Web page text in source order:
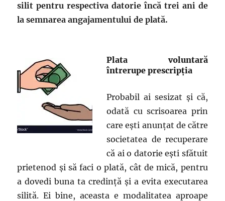
silit pentru respectiva datorie încă trei ani de
la semnarea angajamentului de plată.
Plata voluntară
întrerupe prescripția
Probabil ai sesizat și că,
odată cu scrisoarea prin
care ești anunțat de către
societatea de recuperare
că ai o datorie ești sfătuit
prietenod și să faci o plată, cât de mică, pentru
a dovedi buna ta credință și a evita executarea
silită. Ei bine, aceasta e modalitatea aproape